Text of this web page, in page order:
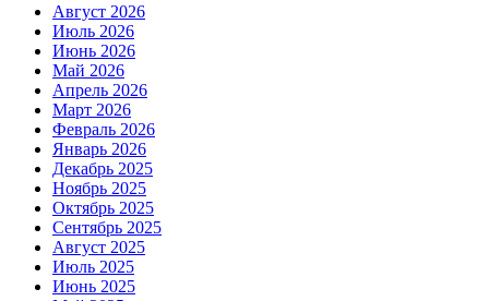
Август 2026
Июль 2026
Июнь 2026
Май 2026
Апрель 2026
Март 2026
Февраль 2026
Январь 2026
Декабрь 2025
Ноябрь 2025
Октябрь 2025
Сентябрь 2025
Август 2025
Июль 2025
Июнь 2025